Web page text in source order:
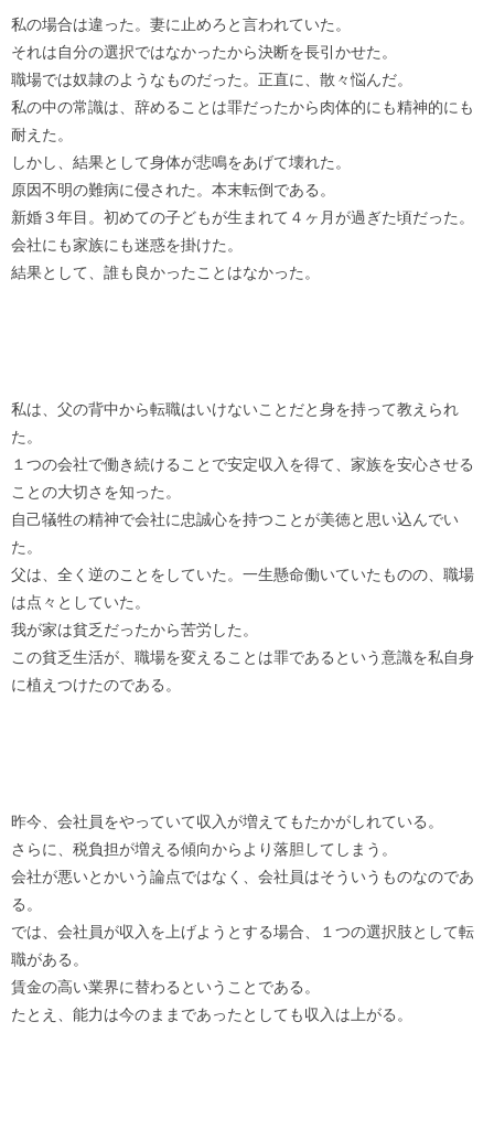
私の場合は違った。妻に止めろと言われていた。
それは自分の選択ではなかったから決断を長引かせた。
職場では奴隷のようなものだった。正直に、散々悩んだ。
私の中の常識は、辞めることは罪だったから肉体的にも精神的にも
耐えた。
しかし、結果として身体が悲鳴をあげて壊れた。
原因不明の難病に侵された。本末転倒である。
新婚３年目。初めての子どもが生まれて４ヶ月が過ぎた頃だった。
会社にも家族にも迷惑を掛けた。
結果として、誰も良かったことはなかった。
私は、父の背中から転職はいけないことだと身を持って教えられ
た。
１つの会社で働き続けることで安定収入を得て、家族を安心させる
ことの大切さを知った。
自己犠牲の精神で会社に忠誠心を持つことが美徳と思い込んでい
た。
父は、全く逆のことをしていた。一生懸命働いていたものの、職場
は点々としていた。
我が家は貧乏だったから苦労した。
この貧乏生活が、職場を変えることは罪であるという意識を私自身
に植えつけたのである。
昨今、会社員をやっていて収入が増えてもたかがしれている。
さらに、税負担が増える傾向からより落胆してしまう。
会社が悪いとかいう論点ではなく、会社員はそういうものなのであ
る。
では、会社員が収入を上げようとする場合、１つの選択肢として転
職がある。
賃金の高い業界に替わるということである。
たとえ、能力は今のままであったとしても収入は上がる。